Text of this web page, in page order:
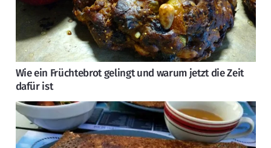
Wie ein Früchtebrot gelingt und warum jetzt die Zeit
dafür ist